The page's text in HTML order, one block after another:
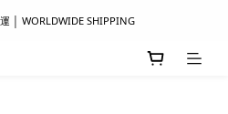
│ WORLDWIDE SHIPPING
│ WORLDWIDE SHIPPING